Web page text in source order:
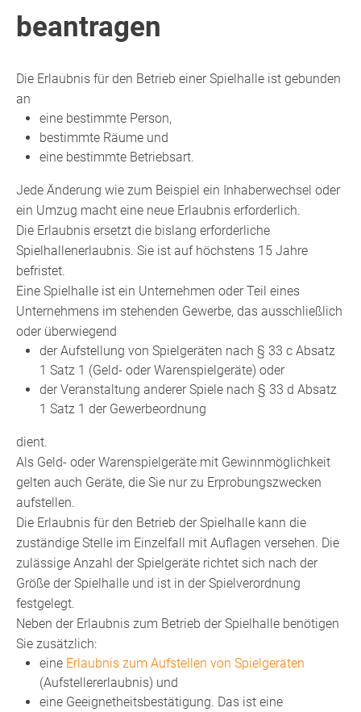
beantragen
Die Erlaubnis für den Betrieb einer Spielhalle ist gebunden
an
eine bestimmte Person,
bestimmte Räume und
eine bestimmte Betriebsart.
Jede Änderung wie zum Beispiel ein Inhaberwechsel oder
ein Umzug macht eine neue Erlaubnis erforderlich.
Die Erlaubnis ersetzt die bislang erforderliche
Spielhallenerlaubnis. Sie ist auf höchstens 15 Jahre
befristet.
Eine Spielhalle ist ein Unternehmen oder Teil eines
Unternehmens im stehenden Gewerbe, das ausschließlich
oder überwiegend
der Aufstellung von Spielgeräten nach § 33 c Absatz
1 Satz 1 (Geld- oder Warenspielgeräte) oder
der Veranstaltung anderer Spiele nach § 33 d Absatz
1 Satz 1 der Gewerbeordnung
dient.
Als Geld- oder Warenspielgeräte mit Gewinnmöglichkeit
gelten auch Geräte, die Sie nur zu Erprobungszwecken
aufstellen.
Die Erlaubnis für den Betrieb der Spielhalle kann die
zuständige Stelle im Einzelfall mit Auflagen versehen. Die
zulässige Anzahl der Spielgeräte richtet sich nach der
Größe der Spielhalle und ist in der Spielverordnung
festgelegt.
Neben der Erlaubnis zum Betrieb der Spielhalle benötigen
Sie zusätzlich:
eine Erlaubnis zum Aufstellen von Spielgeräten
(Aufstellererlaubnis) und
eine Geeignetheitsbestätigung. Das ist eine